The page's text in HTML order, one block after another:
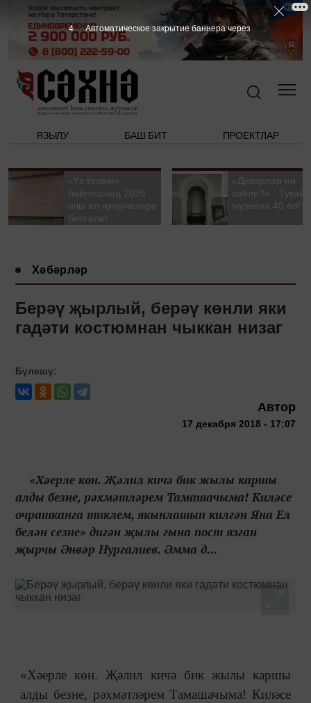
ЯЗЫЛУ БАШ БИТ ПРОЕКТЛАР
«Үз телем»
бәйгесенең 2026
нчы ел җиңүчеләре
билгеле!
«Диварлар ни
сөйли?» - Тукай
музеена 40 ел!
Хәбәрләр
Берәү җырлый, берәү көнли яки
гадәти костюмнан чыккан низаг
Бүлешү:
Автор
17 декабря 2018 - 17:07
«Хәерле көн. Җәлил кичә бик жылы каршы
алды безне, рәхмәтләрем Тамашачыма! Киләсе
очрашканга тиклем, якынлашып килгән Яна Ел
белән сезне» дигән җылы гына пост язган
җырчы Әнвәр Нургалиев. Әмма д...
«Хәерле көн. Җәлил кичә бик жылы каршы
алды безне, рәхмәтләрем Тамашачыма! Киләсе
3 Автоматическое закрытие баннера через